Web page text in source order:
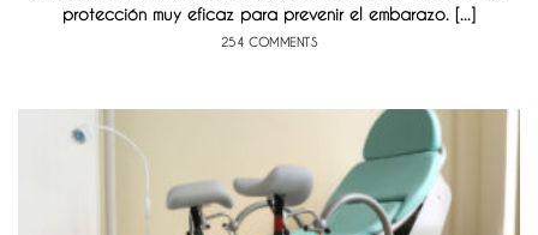
protección muy eficaz para prevenir el embarazo. [...]
254 COMMENTS